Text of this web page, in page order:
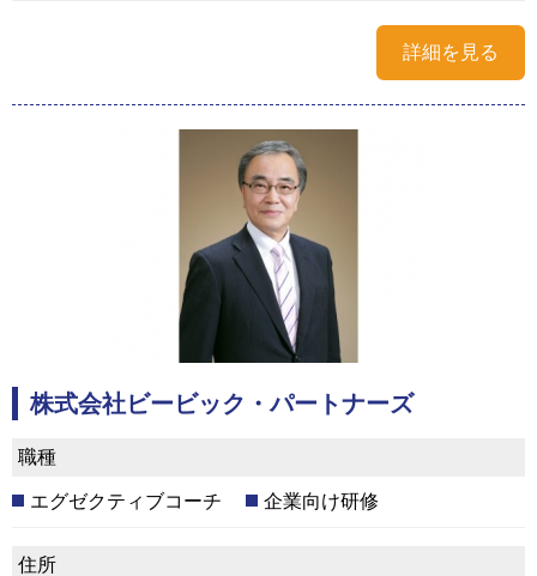
詳細を見る
株式会社ビービック・パートナーズ
職種
エグゼクティブコーチ 企業向け研修
住所